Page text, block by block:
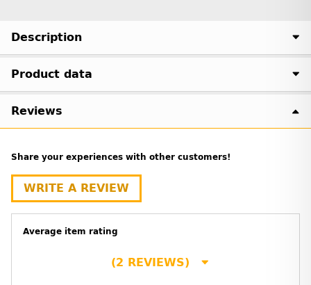
Description
Product data
Reviews
Average item rating
(2 REVIEWS)
Share your experiences with other customers!
WRITE A REVIEW